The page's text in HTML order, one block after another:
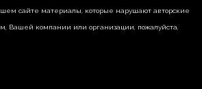
сайте материалы, которые нарушают авторские
Вашей компании или организации, пожалуйста,